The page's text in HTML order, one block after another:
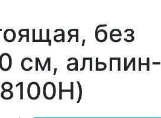
без
см, альпин-